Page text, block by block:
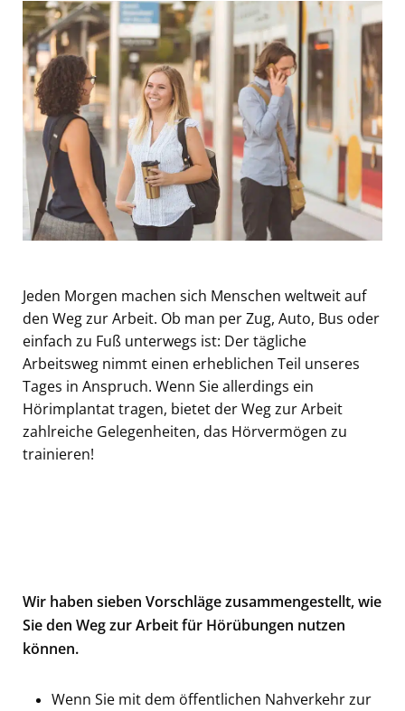
Jeden Morgen machen sich Menschen weltweit auf
den Weg zur Arbeit. Ob man per Zug, Auto, Bus oder
einfach zu Fuß unterwegs ist: Der tägliche
Arbeitsweg nimmt einen erheblichen Teil unseres
Tages in Anspruch. Wenn Sie allerdings ein
Hörimplantat tragen, bietet der Weg zur Arbeit
zahlreiche Gelegenheiten, das Hörvermögen zu
trainieren!
Wir haben sieben Vorschläge zusammengestellt, wie
Sie den Weg zur Arbeit für Hörübungen nutzen
können.
Wenn Sie mit dem öffentlichen Nahverkehr zur